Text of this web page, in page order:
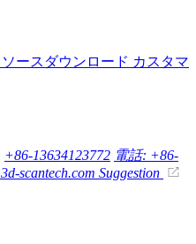
ソースダウンロード カスタマ
+86-13634123772 電話: +86-
scantech.com Suggestion